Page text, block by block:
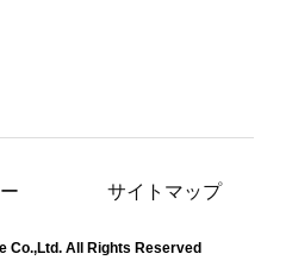
サイトマップ
Co.,Ltd. All Rights Reserved